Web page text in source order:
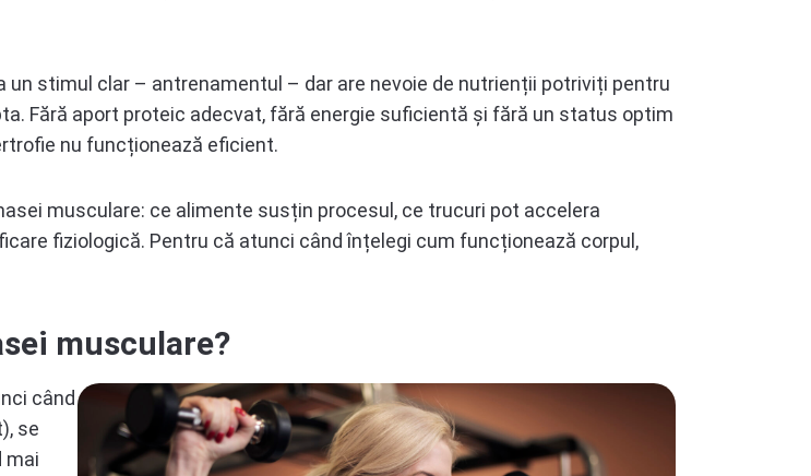
stimul clar – antrenamentul – dar are nevoie de nutrienții potriviți pentru
Fără aport proteic adecvat, fără energie suficientă și fără un status optim
nu funcționează eficient.
musculare: ce alimente susțin procesul, ce trucuri pot accelera
fiziologică. Pentru că atunci când înțelegi cum funcționează corpul,
musculare?
când
se
mai